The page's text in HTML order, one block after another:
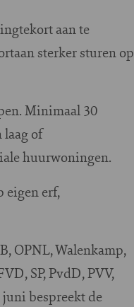
aan te
sterker sturen op
Minimaal 30
of
huurwoningen.
eigen erf,
OPNL, Walenkamp,
SP, PvdD, PVV,
bespreekt de